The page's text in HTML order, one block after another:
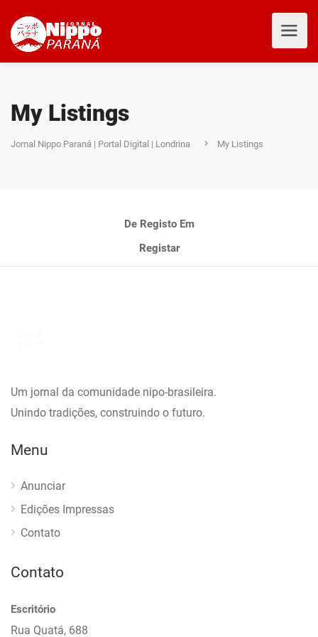
My Listings
Jornal Nippo Paraná | Portal Digital | Londrina My Listings
De Registo Em
Registar
Um jornal da comunidade nipo-brasileira.
Unindo tradições, construindo o futuro.
Menu
Anunciar
Edições Impressas
Contato
Contato
Escritório
Rua Quatá, 688